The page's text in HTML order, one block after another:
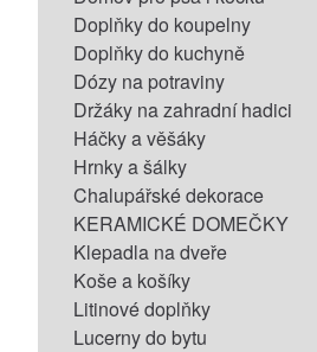
Doplňky do koupelny
Doplňky do kuchyně
Dózy na potraviny
Držáky na zahradní hadici
Háčky a věšáky
Hrnky a šálky
Chalupářské dekorace
KERAMICKÉ DOMEČKY
Klepadla na dveře
Koše a košíky
Litinové doplňky
Lucerny do bytu